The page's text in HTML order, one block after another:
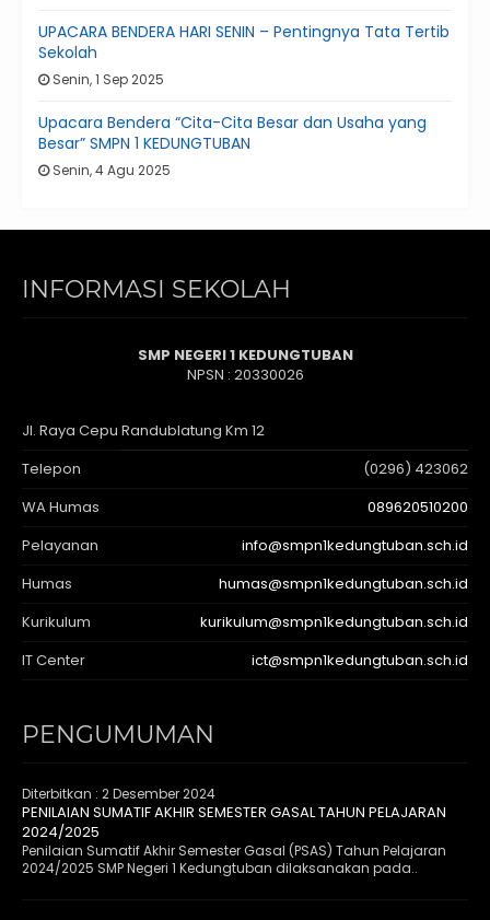
UPACARA BENDERA HARI SENIN – Pentingnya Tata Tertib
Sekolah
Senin, 1 Sep 2025
Upacara Bendera “Cita-Cita Besar dan Usaha yang
Besar” SMPN 1 KEDUNGTUBAN
Senin, 4 Agu 2025
INFORMASI SEKOLAH
SMP NEGERI 1 KEDUNGTUBAN
NPSN : 20330026
Jl. Raya Cepu Randublatung Km 12
Telepon
(0296) 423062
WA Humas
089620510200
Pelayanan
info@smpn1kedungtuban.sch.id
Humas
humas@smpn1kedungtuban.sch.id
Kurikulum
kurikulum@smpn1kedungtuban.sch.id
IT Center
ict@smpn1kedungtuban.sch.id
PENGUMUMAN
Diterbitkan : 2 Desember 2024
PENILAIAN SUMATIF AKHIR SEMESTER GASAL TAHUN PELAJARAN
2024/2025
Penilaian Sumatif Akhir Semester Gasal (PSAS) Tahun Pelajaran
2024/2025 SMP Negeri 1 Kedungtuban dilaksanakan pada..